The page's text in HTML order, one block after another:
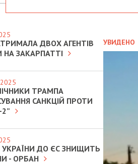
УВИДЕНО
ДВОХ АГЕНТІВ
НА ЗАКАРПАТТІ
ТРАМПА
САНКЦІЙ ПРОТИ
УКРАЇНИ ДО ЄС ЗНИЩИТЬ
- ОРБАН